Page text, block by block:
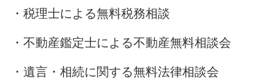
・税理士による無料税務相談
・不動産鑑定士による不動産無料相談会
・遺言・相続に関する無料法律相談会